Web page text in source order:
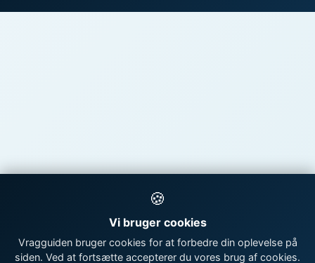
🍪
Vi bruger cookies
Vragguiden bruger cookies for at forbedre din oplevelse på
siden. Ved at fortsætte accepterer du vores brug af cookies.